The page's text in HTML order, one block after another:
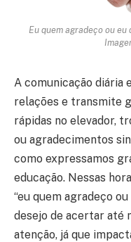
Eu quem agradeço ou
A comunicação diária
relações e transmite
rápidas no elevador,
ou agradecimentos
como expressamos
educação. Nessas
“eu quem agradeço
desejo de acertar até
atenção, já que